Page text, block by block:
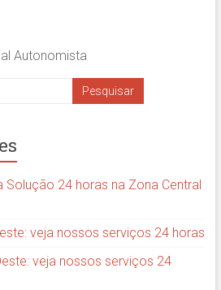
Autonomista
Solução 24 horas na Zona Central
veja nossos serviços 24 horas
veja nossos serviços 24